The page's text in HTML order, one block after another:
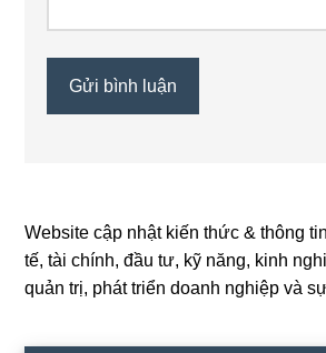
Primary
Sidebar
Website cập nhật kiến thức & thông
tế, tài chính, đầu tư, kỹ năng, kinh
quản trị, phát triển doanh nghiệp và